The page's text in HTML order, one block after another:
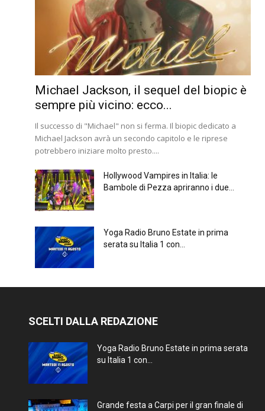
Michael Jackson, il sequel del biopic è
sempre più vicino: ecco...
Il successo di "Michael" non si ferma. Il biopic dedicato a
Michael Jackson avrà un secondo capitolo e le riprese
potrebbero iniziare molto presto....
Hollywood Vampires in Italia: le
Bambole di Pezza apriranno i due...
Yoga Radio Bruno Estate in prima
serata su Italia 1 con...
SCELTI DALLA REDAZIONE
Yoga Radio Bruno Estate in prima serata
su Italia 1 con...
Grande festa a Carpi per il gran finale di